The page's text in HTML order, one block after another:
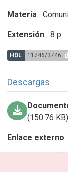
Materia
Extensión 8 p.
HDL 11746/3746
Descargas
(150.76 KB)
Enlace externo